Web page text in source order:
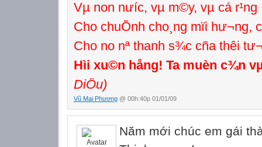
Vµ non nư­íc, vµ m©y, vµ cá r¹ng
Cho chuÕnh cho¸ng mïi h­ư¬ng,
Cho no nª thanh s¾c cña thêi
Hìi xu©n hång! Ta muèn c¾n
DiÖu)
Vũ Mai Phương @ 00h:40p 01/01/09
Năm mới chúc em gái